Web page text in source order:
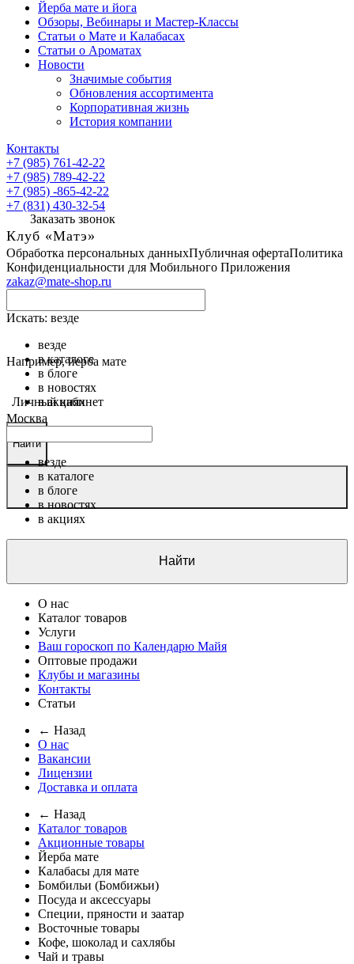
Йерба мате и йога
Обзоры, Вебинары и Мастер-Классы
Статьи о Мате и Калабасах
Статьи о Ароматах
Новости
Значимые события
Обновления ассортимента
Корпоративная жизнь
История компании
Контакты
+7 (985) 761-42-22
+7 (985) 789-42-22
+7 (985) -865-42-22
+7 (831) 430-32-54
Заказать звонок
Клуб «Матэ»
Обработка персональных данныхПубличная офертаПолитика
Конфиденциальности для Мобильного Приложения
zakaz@mate-shop.ru
Искать: везде
везде
в каталоге
в блоге
в новостях
в акциях
Найти
Например,йерба мате
Личный кабинет
Москва
везде
в каталоге
в блоге
в новостях
в акциях
Найти
О нас
Каталог товаров
Услуги
Ваш гороскоп по Календарю Майя
Оптовые продажи
Клубы и магазины
Контакты
Статьи
← Назад
О нас
Вакансии
Лицензии
Доставка и оплата
← Назад
Каталог товаров
Акционные товары
Йерба мате
Калабасы для мате
Бомбильи (Бомбижьи)
Посуда и аксессуары
Специи, пряности и заатар
Восточные товары
Кофе, шоколад и сахлябы
Чай и травы